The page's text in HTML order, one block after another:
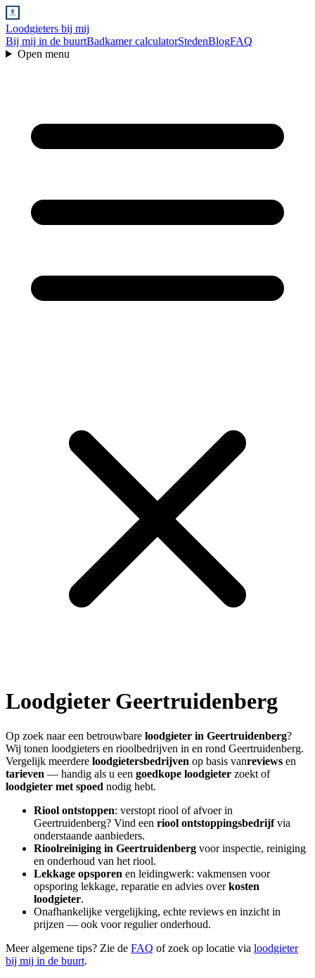
Loodgieters bij mij
Bij mij in de buurtBadkamer calculatorStedenBlogFAQ
Open menu
Loodgieter Geertruidenberg
Op zoek naar een betrouwbare loodgieter in Geertruidenberg?
Wij tonen loodgieters en rioolbedrijven in en rond Geertruidenberg.
Vergelijk meerdere loodgietersbedrijven op basis vanreviews en
tarieven — handig als u een goedkope loodgieter zoekt of
loodgieter met spoed nodig hebt.
Riool ontstoppen: verstopt riool of afvoer in
Geertruidenberg? Vind een riool ontstoppingsbedrijfvia
onderstaande aanbieders.
Rioolreiniging in Geertruidenberg voor inspectie, reiniging
en onderhoud van het riool.
Lekkage opsporen en leidingwerk: vakmensen voor
opsporing lekkage, reparatie en advies overkosten
loodgieter.
Onafhankelijke vergelijking, echte reviews en inzicht in
prijzen — ook voor regulier onderhoud.
Meer algemene tips? Zie de FAQ of zoek op locatie via loodgieter
bij mij in de buurt.